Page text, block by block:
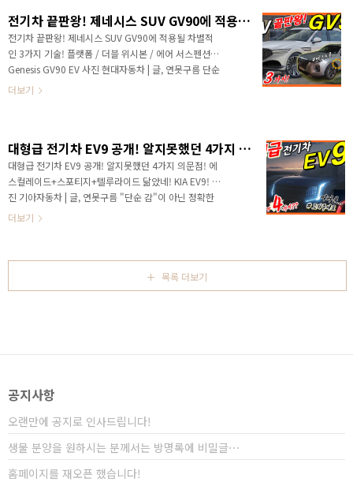
한편으로는 3.5 가솔린 터보 단일 엔진이라서 출력에 대
한 아쉬움도 동시에 있었습니다. 이 차량이 일반인 구입
하는 차량이라면 조금의 아쉬움도 허락하겠지만 돈에 대
해서 여유가 있는 분들이 구입하는 차량이라서 사실 모든
도는 아니지만 그 이상을 원하시는 분들이..
전기차 끝판왕! 제네시스 SUV GV90에 적용될 차별적인 3가지 기술! 플랫폼 / 더블 위시본 / 에어 서스펜션 Genesis GV90 EV
전기차 끝판왕! 제네시스 SUV GV90에 적용될 차별적
인 3가지 기술! 플랫폼 / 더블 위시본 / 에어 서스펜션
Genesis GV90 EV 사진 현대자동차 | 글, 연못구름 단순
감"이 아닌 정확한 "수치자료"를 통해서 비교 분석 자료
릴지 미리 고민했는데... 전동화 시대가 주인공이라서 어
떤 차량이 궁금하실까? 고민해 봤는데...대한민국의 모
든 기술력이 총동원 될 차량이 있죠? 얼마 전에 세단인
2세대 G90 풀체인지가 공개되면서 플래그십 차량만의
차별성에 대해서 반응이 뜨거웠습니다. 플래그십 차량
이 한대 더 남아 있는데, 이 차량은 대한민국..
더보기
대형급 전기차 EV9 공개! 알지못했던 4가지 의문점! 에스컬레이드+스포티지+텔루라이드 닮았네! KIA EV9!
대형급 전기차 EV9 공개! 알지못했던 4가지 의문점! 에
스컬레이드+스포티지+텔루라이드 닮았네! KIA EV9! 사
진 기아자동차 | 글, 연못구름 "단순 감"이 아닌 정확한
"수치자료"를 통해서 비교 분석 자료를 제시하는 연못구
개최되는 오토모빌리티 LA에 여지를 남겨두기 위해서 제
한적인 프리뷰만 공개가 되었습니다. 덕분에 기대했던
EV9의 세부적인 정보는 알 수 없었죠! 영상에서 일부만
죠! ​# 하단 영상으로 보시면 보다 세부적인..
더보기
목록 더보기
공지사항
오랜만에 공지로 인사드립니다!
생물 분양을 원하시는 분께서는 방명록에 비밀글⋯
홈페이지를 재오픈 했습니다!